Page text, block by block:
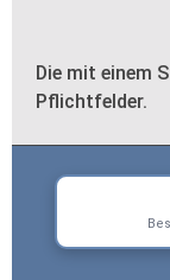
Die mit einem
Pflichtfelder.